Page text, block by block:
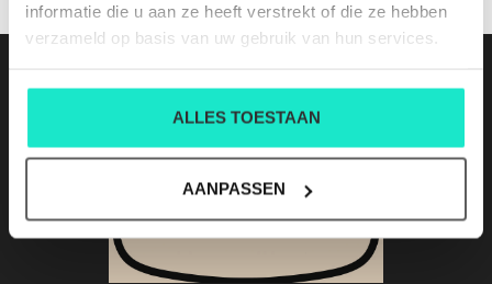
informatie die u aan ze heeft verstrekt of die ze hebben
verzameld op basis van uw gebruik van hun services.
ALLES TOESTAAN
AANPASSEN